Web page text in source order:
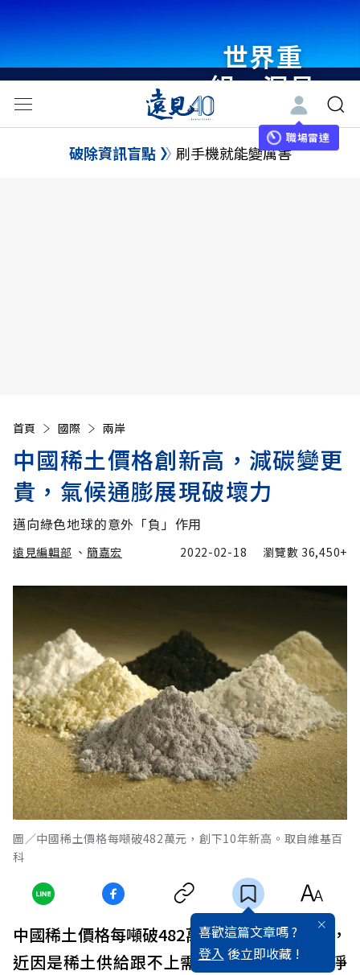
世界重
組・洞見
未來 與
世界領袖
職場雷達
破除資訊盲點 刷手機就能變厲害
首頁 國際 兩岸
中國稀土價格創新高，減碳變更
貴，氣候通膨展現破壞力
邁向綠色地球的意外「負」作用
遠見編輯部 、 簡嘉宏 2022-02-18 瀏覽數 36,450+
圖／中國稀土價格每噸破482萬元，創下10年新高。取自維基百
科
喜歡這篇文章嗎 ?
登入 後立即收藏 !
中國稀土價格每噸破482萬元，創下十年新高，
近因是稀土供給跟不上需求，遠因則是追求淨